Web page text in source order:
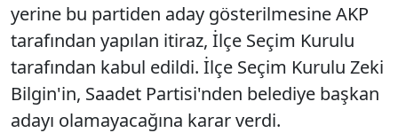
yerine bu partiden aday gösterilmesine AKP
tarafından yapılan itiraz, İlçe Seçim Kurulu
tarafından kabul edildi. İlçe Seçim Kurulu Zeki
Bilgin'in, Saadet Partisi'nden belediye başkan
adayı olamayacağına karar verdi.